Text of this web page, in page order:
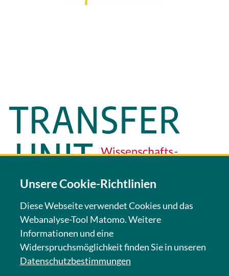
Unsere Cookie-Richtlinien
Diese Webseite verwendet Cookies und das
Webanalyse-Tool Matomo. Weitere
Informationen und eine
Widerspruchsmöglichkeit finden Sie in unseren
Datenschutzbestimmungen
KONTAKT
NEWSLETTER